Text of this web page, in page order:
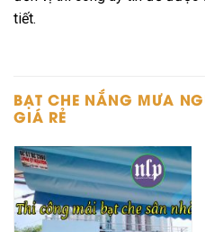
tiết.
BẠT CHE NẮNG MƯA
GIÁ RẺ